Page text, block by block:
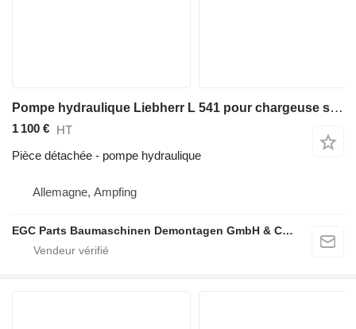
Pompe hydraulique Liebherr L 541 pour chargeuse sur pneus Liebherr L 541
1 100 € HT
Pièce détachée - pompe hydraulique
Allemagne, Ampfing
EGC Parts Baumaschinen Demontagen GmbH & Co. KG